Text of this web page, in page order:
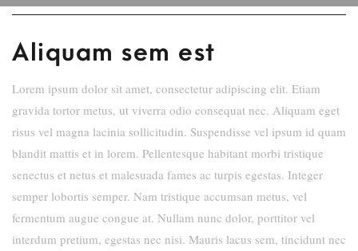
Aliquam sem est
Lorem ipsum dolor sit amet, consectetur adipiscing elit. Etiam
gravida tortor metus, ut viverra odio consequat nec. Aliquam eget
risus vel magna lacinia sollicitudin. Suspendisse vel ipsum id quam
blandit mattis et in lorem. Pellentesque habitant morbi tristique
senectus et netus et malesuada fames ac turpis egestas. Integer
semper lobortis semper. Nam tristique accumsan metus, vel
fermentum augue congue at. Nullam nunc dolor, porttitor vel
interdum pretium, egestas nec nisi. Mauris lacus sem, tincidunt nec